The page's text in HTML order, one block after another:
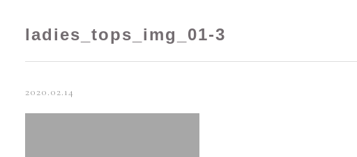
ladies_tops_img_01-3
2020.02.14
子カテゴリ